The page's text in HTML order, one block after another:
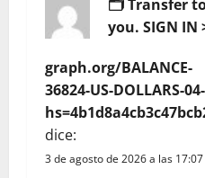
n
d
e
e
🗂 Transfer
you. SIGN IN
graph.org/BALANCE-
36824-US-DOLLARS-
dice:
3 de agosto de 2026 a las 17:07